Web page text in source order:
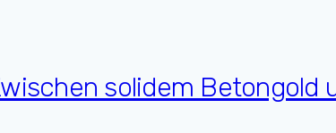
solidem